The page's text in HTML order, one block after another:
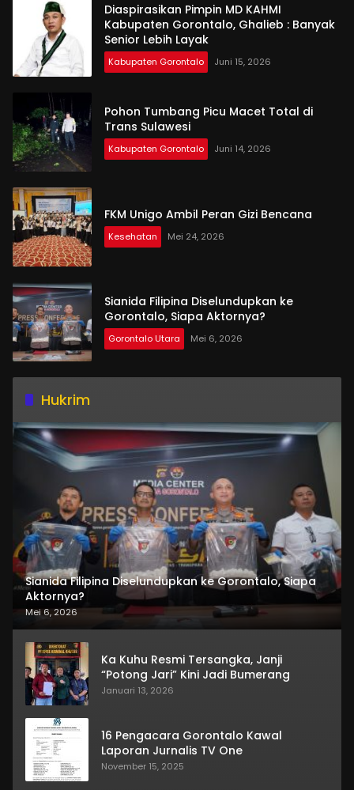
Diaspirasikan Pimpin MD KAHMI
Kabupaten Gorontalo, Ghalieb : Banyak
Senior Lebih Layak
Kabupaten Gorontalo Juni 15, 2026
Pohon Tumbang Picu Macet Total di
Trans Sulawesi
Kabupaten Gorontalo Juni 14, 2026
FKM Unigo Ambil Peran Gizi Bencana
Kesehatan Mei 24, 2026
Sianida Filipina Diselundupkan ke
Gorontalo, Siapa Aktornya?
Gorontalo Utara Mei 6, 2026
Hukrim
Sianida Filipina Diselundupkan ke Gorontalo, Siapa
Aktornya?
Mei 6, 2026
Ka Kuhu Resmi Tersangka, Janji
“Potong Jari” Kini Jadi Bumerang
Januari 13, 2026
16 Pengacara Gorontalo Kawal
Laporan Jurnalis TV One
November 15, 2025